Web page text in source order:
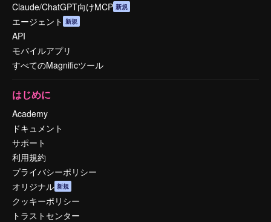
Claude/ChatGPT向けMCP 新規
エージェント 新規
API
モバイルアプリ
すべてのMagnificツール
はじめに
Academy
ドキュメント
サポート
利用規約
プライバシーポリシー
オリジナル 新規
クッキーポリシー
トラストセンター